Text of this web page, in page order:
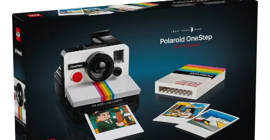
Gruppe. © Disney. Alle Rechte vorbehalten.